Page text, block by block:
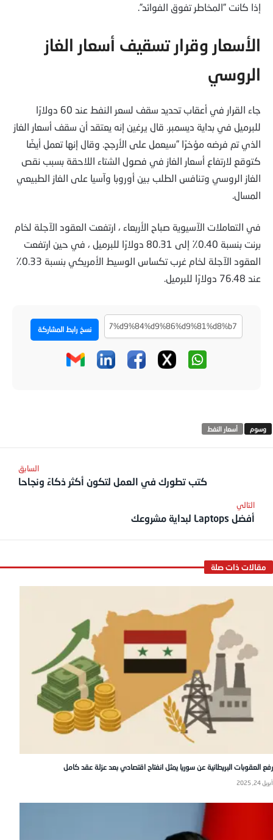
إذا كانت ”المخاطر تفوق الفوائد”.
الأسعار وقرار تسقيف أسعار الغاز
الروسي
جاء القرار في أعقاب تحديد سقف لسعر النفط عند 60 دولارًا
للبرميل في بداية ديسمبر. قال يرغين إنه يعتقد أن سقف أسعار الغاز
الذي تم فرضه مؤخرًا ”سيعمل على الأرجح. وقال إنها تعمل أيضًا
كتوقع لارتفاع أسعار الغاز في فصول الشتاء اللاحقة بسبب نقص
الغاز الروسي وتنافس الطلب بين أوروبا وآسيا على الغاز الطبيعي
المسال.
في التعاملات الآسيوية صباح الأربعاء ، ارتفعت العقود الآجلة لخام
برنت بنسبة 0.40٪ إلى 80.31 دولارًا للبرميل ، في حين ارتفعت
العقود الآجلة لخام غرب تكساس الوسيط الأمريكي بنسبة 0.33٪
عند 76.48 دولارًا للبرميل.
نسخ رابط المشاركة
أسعار النفط
كتب تطورك في العمل لتكون أكثر ذكاءً ونجاحا
أفضل Laptops لبداية مشروعك
رفع العقوبات البريطانية عن سوريا يمثل انفتاح اقتصادي بعد عزلة عقد كامل
أبريل 24, 2025